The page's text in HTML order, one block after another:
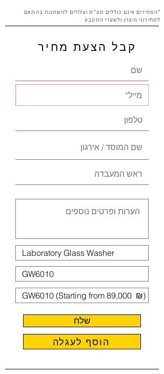
*המחירים אינם כוללים מע"מ ועלולים להשתנות בהתאם
למחירוני היצרן ולשערי המטבע
קבל הצעת מחיר
שלח
הוסף לעגלה